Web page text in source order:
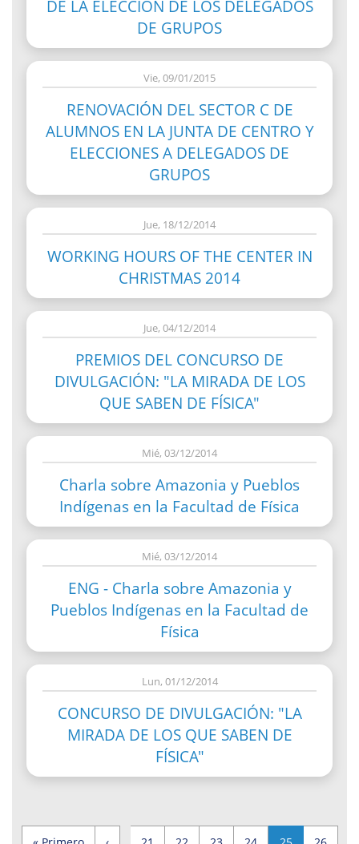
DE LA ELECCIÓN DE LOS DELEGADOS
DE GRUPOS
Vie, 09/01/2015
RENOVACIÓN DEL SECTOR C DE
ALUMNOS EN LA JUNTA DE CENTRO Y
ELECCIONES A DELEGADOS DE
GRUPOS
Jue, 18/12/2014
WORKING HOURS OF THE CENTER IN
CHRISTMAS 2014
Jue, 04/12/2014
PREMIOS DEL CONCURSO DE
DIVULGACIÓN: "LA MIRADA DE LOS
QUE SABEN DE FÍSICA"
Mié, 03/12/2014
Charla sobre Amazonia y Pueblos
Indígenas en la Facultad de Física
Mié, 03/12/2014
ENG - Charla sobre Amazonia y
Pueblos Indígenas en la Facultad de
Física
Lun, 01/12/2014
CONCURSO DE DIVULGACIÓN: "LA
MIRADA DE LOS QUE SABEN DE
FÍSICA"
Primera Page Page Page Page PáginaPage